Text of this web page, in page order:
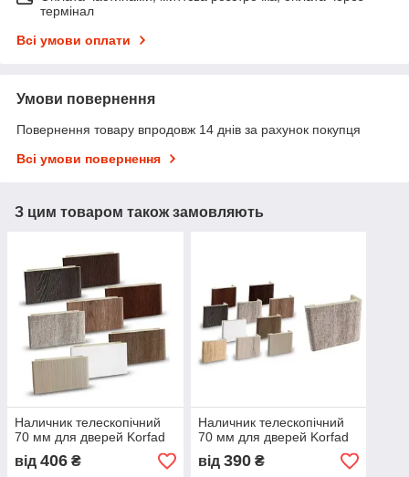
термінал
Всі умови оплати
Умови повернення
Повернення товару впродовж 14 днів за рахунок покупця
Всі умови повернення
З цим товаром також замовляють
Наличник телескопічний
70 мм для дверей Korfad
від 406 ₴
Наличник телескопічний
70 мм для дверей Korfad
від 390₴